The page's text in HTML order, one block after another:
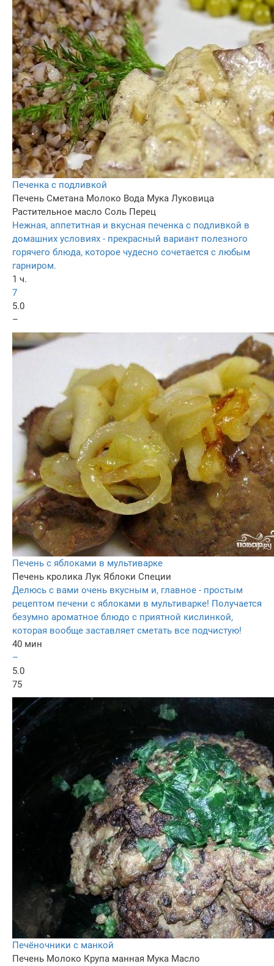
Печенка с подливкой
Печень Сметана Молоко Вода Мука Луковица
Растительное масло Соль Перец
Нежная, аппетитная и вкусная печенка с подливкой в
домашних условиях - прекрасный вариант полезного
горячего блюда, которое чудесно сочетается с любым
гарниром.
1 ч.
7
5.0
–
Печень с яблоками в мультиварке
Печень кролика Лук Яблоки Специи
Делюсь с вами очень вкусным и, главное - простым
рецептом печени с яблоками в мультиварке! Получается
безумно ароматное блюдо с приятной кислинкой,
которая вообще заставляет сметать все подчистую!
40 мин
–
5.0
75
Печёночники с манкой
Печень Молоко Крупа манная Мука Масло